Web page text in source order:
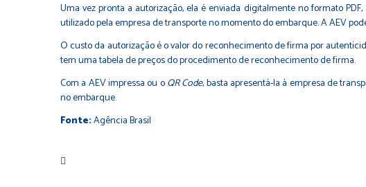
Uma vez pronta a autorização, ela é enviada digitalmente no formato
utilizado pela empresa de transporte no momento do embarque. A AEV
O custo da autorização é o valor do reconhecimento de firma por
tem uma tabela de preços do procedimento de reconhecimento de firma.
Com a AEV impressa ou oQR Code, basta apresentá-la à empresa de
no embarque.
Fonte:Agência Brasil